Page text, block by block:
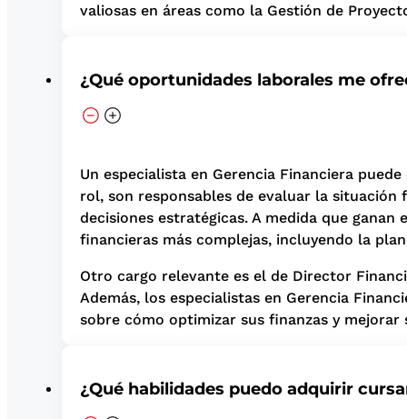
valiosas en áreas como la Gestión de
¿Qué oportunidades laborales me
Un especialista en Gerencia Financiera
rol, son responsables de evaluar la
decisiones estratégicas. A medida que
financieras más complejas, incluyendo la
Otro cargo relevante es el de Director
Además, los especialistas en Gerencia
sobre cómo optimizar sus finanzas y
¿Qué habilidades puedo adquirir